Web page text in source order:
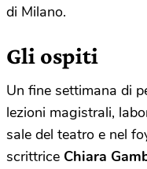
di Milano.
Gli ospiti
Un fine settimana di
lezioni magistrali,
sale del teatro e nel
scrittrice Chiara